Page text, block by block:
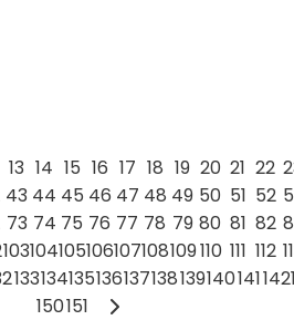
13 14 15 16 17 18 19 20 21 22
43 44 45 46 47 48 49 50 51 52
73 74 75 76 77 78 79 80 81 82
103104105106107108109110 111 112
133134135136137138139140141142
150151